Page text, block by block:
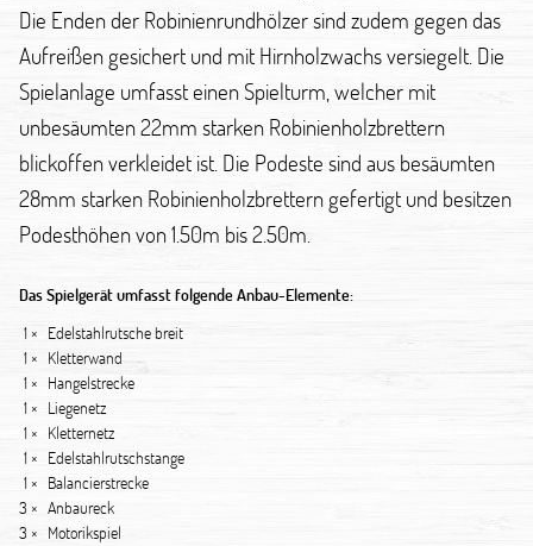
Die Enden der Robinienrundhölzer sind zudem gegen das
Aufreißen gesichert und mit Hirnholzwachs versiegelt. Die
Spielanlage umfasst einen Spielturm, welcher mit
unbesäumten 22mm starken Robinienholzbrettern
blickoffen verkleidet ist. Die Podeste sind aus besäumten
28mm starken Robinienholzbrettern gefertigt und besitzen
Podesthöhen von 1.50m bis 2.50m.
Das Spielgerät umfasst folgende Anbau-Elemente:
1 × Edelstahlrutsche breit
1 × Kletterwand
1 × Hangelstrecke
1 × Liegenetz
1 × Kletternetz
1 × Edelstahlrutschstange
1 × Balancierstrecke
3 × Anbaureck
3 × Motorikspiel